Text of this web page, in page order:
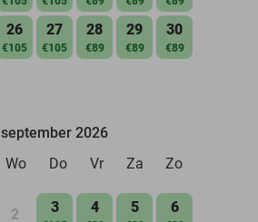
26
€105
27
€105
28
€89
29
€89
30
€89
september 2026
Wo Do Vr Za Zo
2 3 4 5 6